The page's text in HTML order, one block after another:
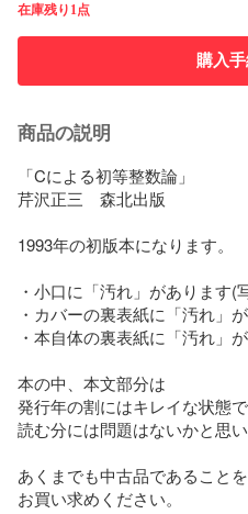
在庫残り1点
購入
商品の説明
「Cによる初等整数論」
芹沢正三　森北出版
1993年の初版本になります。
・小口に「汚れ」があります(
・カバーの裏表紙に「汚れ」
・本自体の裏表紙に「汚れ」
本の中、本文部分は
発行年の割にはキレイな状態で
読む分には問題はないかと思
あくまでも中古品であることを
お買い求めください。